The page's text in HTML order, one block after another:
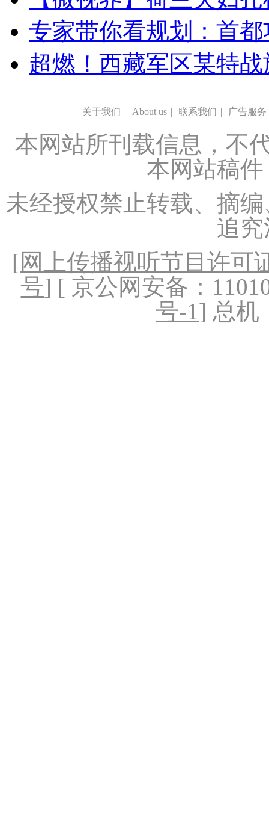
专家带你看规划：首
超燃！西藏军区某特
关于我们 | About us | 联系我们 | 广告服务
本网站所刊载信息，不
本网站稿
未经授权禁止转载、摘
追
[网上传播视听节目许可
号] [ 京公网安备：
号-1] 总机